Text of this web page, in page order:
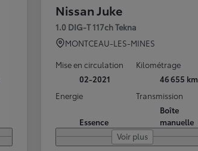
Nissan Juke
1.0 DIG-T 117ch Tekna
MONTCEAU-LES-MINES
Mise en circulation
02-2021
Kilométrage
46 655 km
Energie
Essence
Transmission
Boîte
manuelle
Voir plus